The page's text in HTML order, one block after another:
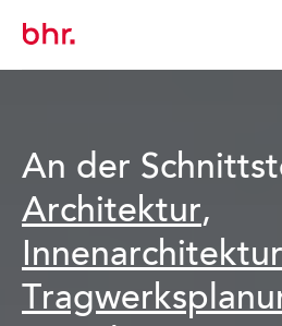
Startseite
An der
Architektur,
Innenarchitektur